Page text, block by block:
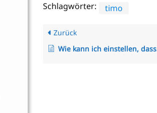
Schlagwörter:
timo
Zurück
Wie kann ich einstellen, dass die Mitarbeiter gegenseitig nur Ihren Urlaub sehen?